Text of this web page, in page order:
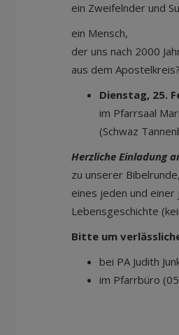
ein Zweifelnder und
ein Mensch,
der uns nach 2000
aus dem Apostelkreis?
Dienstag, 25.
im Pfarrsaal
(Schwaz
Herzliche Einladung
zu unserer
eines jeden und
Lebensgeschichte
Bitte um
bei PA Judith
im Pfarrbüro